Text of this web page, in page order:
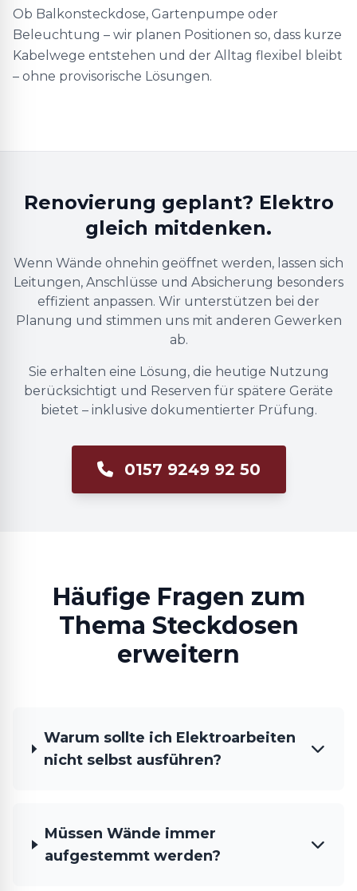
Ob Balkonsteckdose, Gartenpumpe oder
Beleuchtung – wir planen Positionen so, dass kurze
Kabelwege entstehen und der Alltag flexibel bleibt
– ohne provisorische Lösungen.
Renovierung geplant? Elektro
gleich mitdenken.
Wenn Wände ohnehin geöffnet werden, lassen sich
Leitungen, Anschlüsse und Absicherung besonders
effizient anpassen. Wir unterstützen bei der
Planung und stimmen uns mit anderen Gewerken
ab.
Sie erhalten eine Lösung, die heutige Nutzung
berücksichtigt und Reserven für spätere Geräte
bietet – inklusive dokumentierter Prüfung.
0157 9249 92 50
Häufige Fragen zum
Thema Steckdosen
erweitern
Warum sollte ich Elektroarbeiten
nicht selbst ausführen?
Müssen Wände immer
aufgestemmt werden?